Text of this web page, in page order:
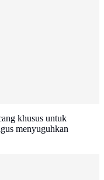
khusus untuk
menyuguhkan